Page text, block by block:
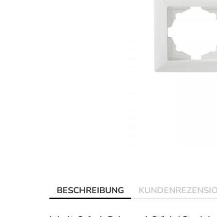
BESCHREIBUNG